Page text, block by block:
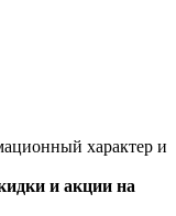
характер и
и акции на